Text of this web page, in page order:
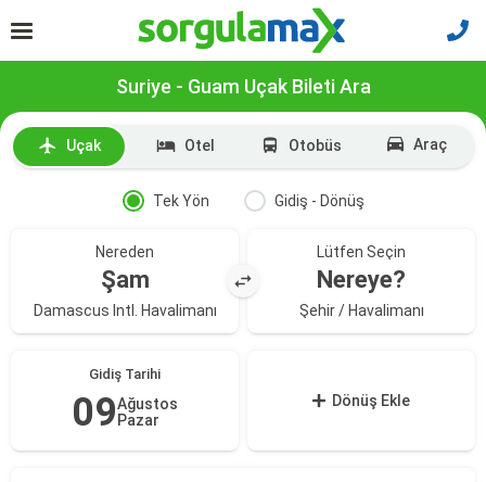
Suriye - Guam Uçak Bileti Ara
Uçak Otel Otobüs Araç
Tek Yön Gidiş - Dönüş
Nereden
Şam
Damascus Intl. Havalimanı
Lütfen Seçin
Nereye?
Şehir / Havalimanı
Gidiş Tarihi
09Ağustos
Pazar
Dönüş Ekle